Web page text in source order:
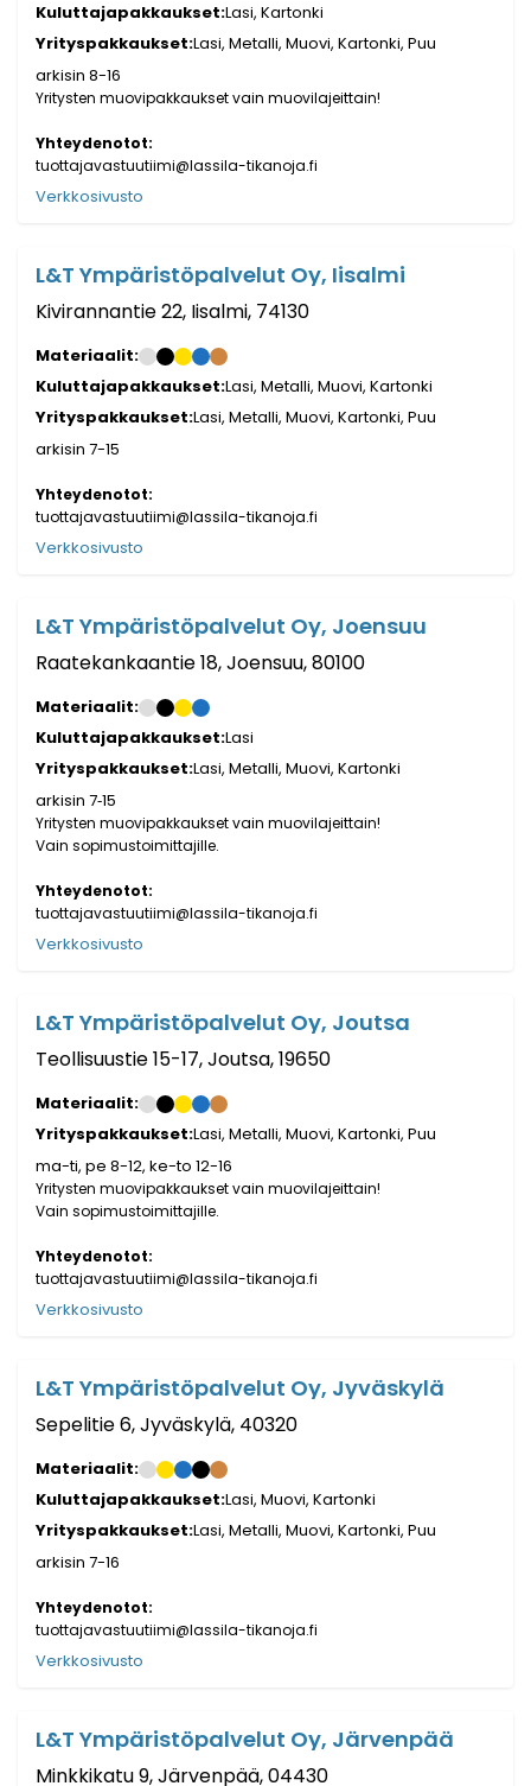
Kuluttajapakkaukset:Lasi, Kartonki
Yrityspakkaukset:Lasi, Metalli, Muovi, Kartonki, Puu
arkisin 8-16
Yritysten muovipakkaukset vain muovilajeittain!
Yhteydenotot:
tuottajavastuutiimi@lassila-tikanoja.fi
Verkkosivusto
L&T Ympäristöpalvelut Oy, Iisalmi
Kivirannantie 22, Iisalmi, 74130
Materiaalit:
Kuluttajapakkaukset:Lasi, Metalli, Muovi, Kartonki
Yrityspakkaukset:Lasi, Metalli, Muovi, Kartonki, Puu
arkisin 7-15
Yhteydenotot:
tuottajavastuutiimi@lassila-tikanoja.fi
Verkkosivusto
L&T Ympäristöpalvelut Oy, Joensuu
Raatekankaantie 18, Joensuu, 80100
Materiaalit:
Kuluttajapakkaukset:Lasi
Yrityspakkaukset:Lasi, Metalli, Muovi, Kartonki
arkisin 7‐15
Yritysten muovipakkaukset vain muovilajeittain!
Vain sopimustoimittajille.
Yhteydenotot:
tuottajavastuutiimi@lassila-tikanoja.fi
Verkkosivusto
L&T Ympäristöpalvelut Oy, Joutsa
Teollisuustie 15-17, Joutsa, 19650
Materiaalit:
Yrityspakkaukset:Lasi, Metalli, Muovi, Kartonki, Puu
ma-ti, pe 8-12, ke-to 12-16
Yritysten muovipakkaukset vain muovilajeittain!
Vain sopimustoimittajille.
Yhteydenotot:
tuottajavastuutiimi@lassila-tikanoja.fi
Verkkosivusto
L&T Ympäristöpalvelut Oy, Jyväskylä
Sepelitie 6, Jyväskylä, 40320
Materiaalit:
Kuluttajapakkaukset:Lasi, Muovi, Kartonki
Yrityspakkaukset:Lasi, Metalli, Muovi, Kartonki, Puu
arkisin 7-16
Yhteydenotot:
tuottajavastuutiimi@lassila-tikanoja.fi
Verkkosivusto
L&T Ympäristöpalvelut Oy, Järvenpää
Minkkikatu 9, Järvenpää, 04430